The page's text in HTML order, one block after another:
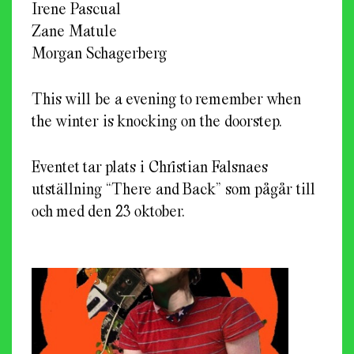
Irene Pascual
Zane Matule
Morgan Schagerberg
This will be a evening to remember when
the winter is knocking on the doorstep.
Eventet tar plats i Christian Falsnaes
utställning “There and Back” som pågår till
och med den 23 oktober.